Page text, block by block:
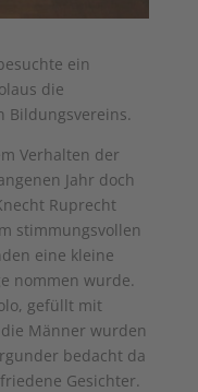
ein
die
Bildungsvereins.
Verhalten der
Jahr doch
Ruprecht
stimmungsvollen
eine kleine
nommen wurde.
gefüllt mit
Männer wurden
bedacht da
Gesichter.